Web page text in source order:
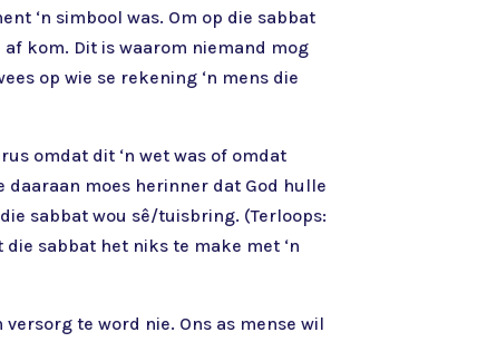
‘n simbool was. Om op die sabbat
kom. Dit is waarom niemand mog
op wie se rekening ‘n mens die
omdat dit ‘n wet was of omdat
moes herinner dat God hulle
sabbat wou sê/tuisbring. (Terloops:
sabbat het niks te make met ‘n
te word nie. Ons as mense wil